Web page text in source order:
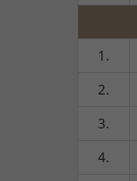
1.
2.
3.
4.